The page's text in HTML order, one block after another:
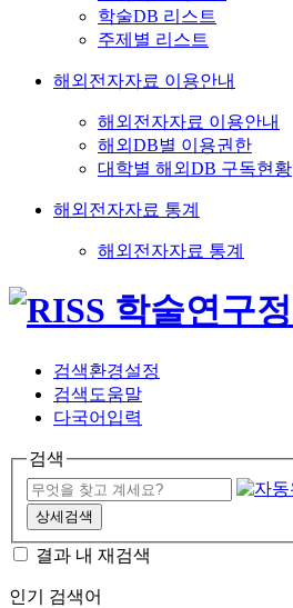
학술DB 리스트
주제별 리스트
해외전자자료 이용안내
해외전자자료 이용안내
해외DB별 이용권한
대학별 해외DB 구독현황
해외전자자료 통계
해외전자자료 통계
검색환경설정
검색도움말
다국어입력
검색
상세검색
결과 내 재검색
인기 검색어